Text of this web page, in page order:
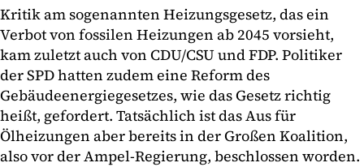
Kritik am sogenannten Heizungsgesetz, das ein
Verbot von fossilen Heizungen ab 2045 vorsieht,
kam zuletzt auch von CDU/CSU und FDP. Politiker
der SPD hatten zudem eine Reform des
Gebäudeenergiegesetzes, wie das Gesetz richtig
heißt, gefordert. Tatsächlich ist das Aus für
Ölheizungen aber bereits in der Großen Koalition,
also vor der Ampel-Regierung, beschlossen worden.